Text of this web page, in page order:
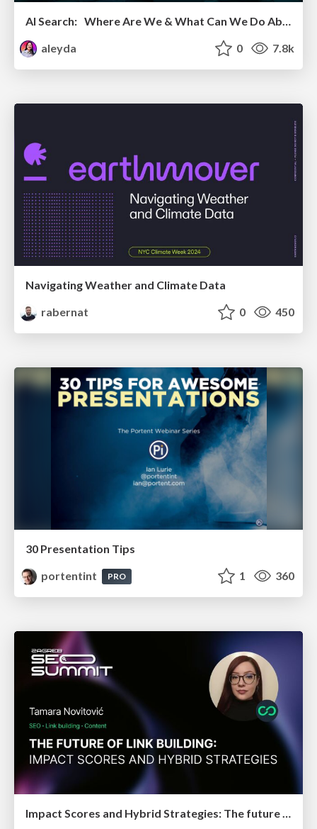
aleyda
0 7.8k
Navigating Weather and Climate Data
rabernat
0 450
30 Presentation Tips
portentint
PRO 1 360